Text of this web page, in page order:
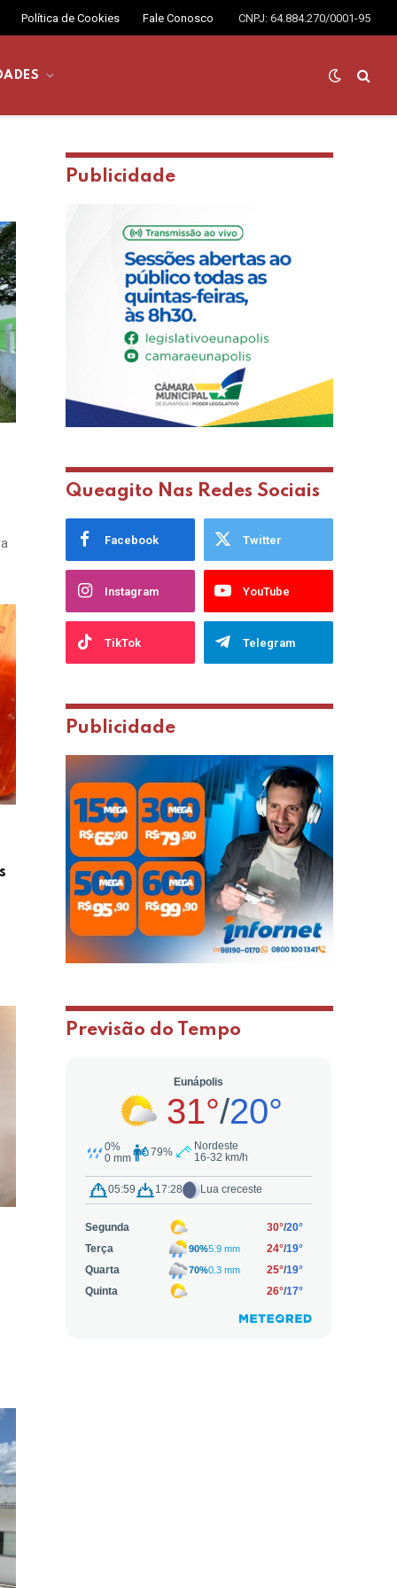
Política de Cookies Fale Conosco CNPJ: 64.884.270/0001-95
Publicidade
Queagito Nas Redes Sociais
Facebook Twitter
Instagram YouTube
TikTok Telegram
Publicidade
Previsão do Tempo